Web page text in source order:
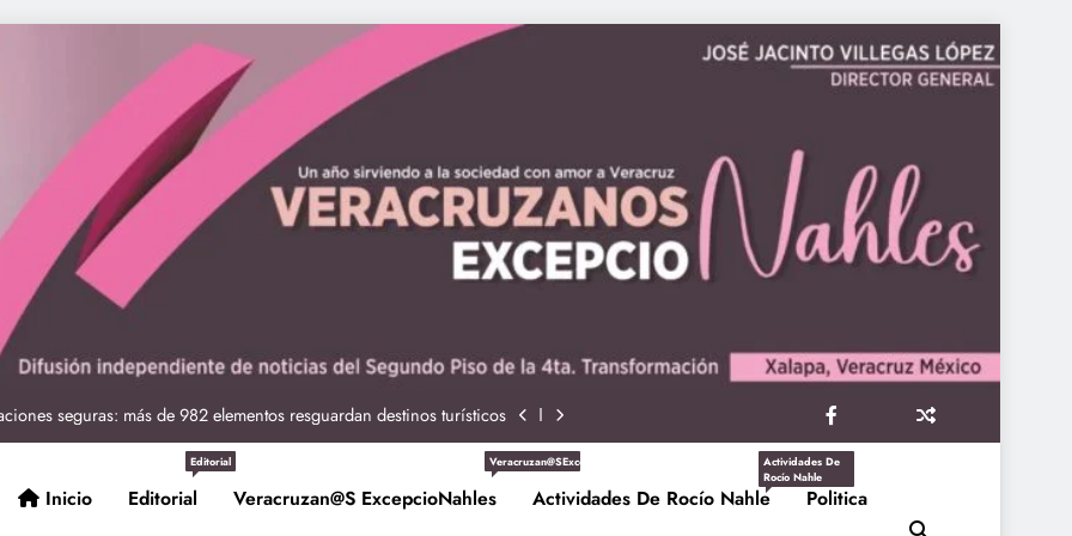
seguras: más de 982 elementos resguardan destinos turísticos
Nahle a la presidenta Claudia Sheinbaum en graduación de cadetes
de policías con vocación de servicio y cercanía ciudadana: SSP
Entrega Gobernadora 5 mil apoyos a la Palabra y a la Familia
Inicio Editorial
Editorial
Veracruzan@s ExcepcioNahles
Veracruzan@sExcepcioNahles
Actividades De Rocío Nahle
Actividades De
Rocío Nahle
Politica